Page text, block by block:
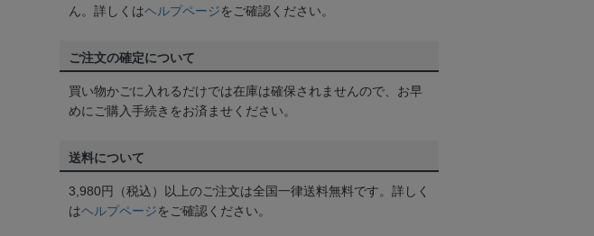
ん。詳しくはヘルプページをご確認ください。
ご注文の確定について
買い物かごに入れるだけでは在庫は確保されませんので、お早
めにご購入手続きをお済ませください。
送料について
3,980円（税込）以上のご注文は全国一律送料無料です。詳しく
はヘルプページをご確認ください。